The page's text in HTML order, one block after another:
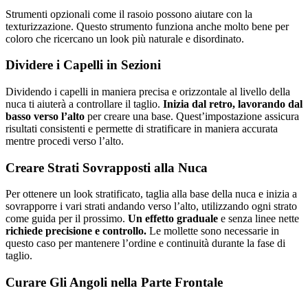
Strumenti opzionali come il rasoio possono aiutare con la
texturizzazione. Questo strumento funziona anche molto bene per
coloro che ricercano un look più naturale e disordinato.
Dividere i Capelli in Sezioni
Dividendo i capelli in maniera precisa e orizzontale al livello della
nuca ti aiuterà a controllare il taglio. Inizia dal retro, lavorando dal
basso verso l’alto per creare una base. Quest’impostazione assicura
risultati consistenti e permette di stratificare in maniera accurata
mentre procedi verso l’alto.
Creare Strati Sovrapposti alla Nuca
Per ottenere un look stratificato, taglia alla base della nuca e inizia a
sovrapporre i vari strati andando verso l’alto, utilizzando ogni strato
come guida per il prossimo. Un effetto graduale e senza linee nette
richiede precisione e controllo. Le mollette sono necessarie in
questo caso per mantenere l’ordine e continuità durante la fase di
taglio.
Curare Gli Angoli nella Parte Frontale